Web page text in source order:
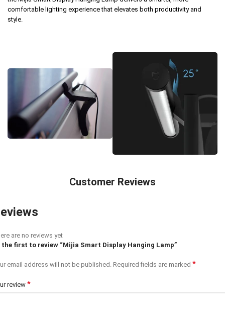
comfortable lighting experience that elevates both productivity and
style.
Customer Reviews
are no reviews yet
the first to review “Mijia Smart Display Hanging Lamp”
email address will not be published. Required fields are marked *
review *